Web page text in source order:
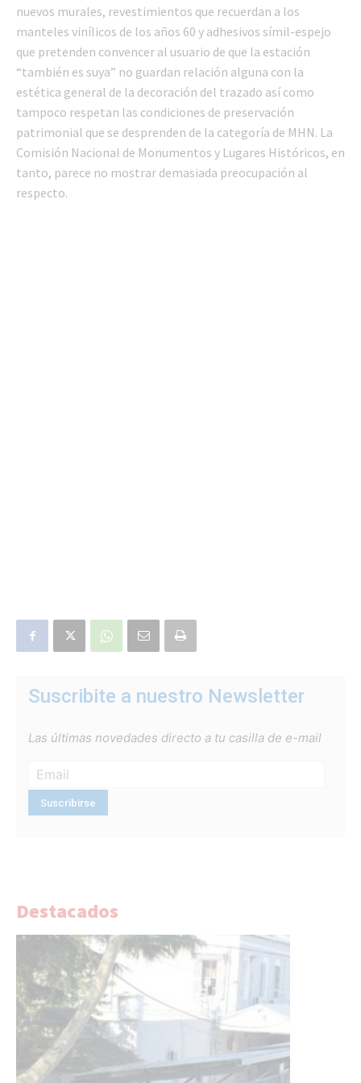
nuevos murales, revestimientos que recuerdan a los
manteles vinílicos de los años 60 y adhesivos símil-espejo
que pretenden convencer al usuario de que la estación
“también es suya” no guardan relación alguna con la
estética general de la decoración del trazado así como
tampoco respetan las condiciones de preservación
patrimonial que se desprenden de la categoría de MHN. La
Comisión Nacional de Monumentos y Lugares Históricos, en
tanto, parece no mostrar demasiada preocupación al
respecto.
Suscribite a nuestro Newsletter
Las últimas novedades directo a tu casilla de e-mail
Destacados